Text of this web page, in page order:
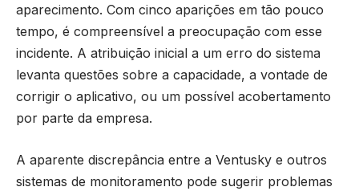
aparecimento. Com cinco aparições em tão pouco
tempo, é compreensível a preocupação com esse
incidente. A atribuição inicial a um erro do sistema
levanta questões sobre a capacidade, a vontade de
corrigir o aplicativo, ou um possível acobertamento
por parte da empresa.
A aparente discrepância entre a Ventusky e outros
sistemas de monitoramento pode sugerir problemas